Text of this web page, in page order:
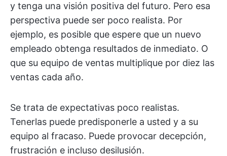
y tenga una visión positiva del futuro. Pero esa
perspectiva puede ser poco realista. Por
ejemplo, es posible que espere que un nuevo
empleado obtenga resultados de inmediato. O
que su equipo de ventas multiplique por diez las
ventas cada año.
Se trata de expectativas poco realistas.
Tenerlas puede predisponerle a usted y a su
equipo al fracaso. Puede provocar decepción,
frustración e incluso desilusión.